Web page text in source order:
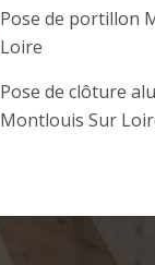
Pose de portillon
Loire
Pose de clôture
Montlouis Sur